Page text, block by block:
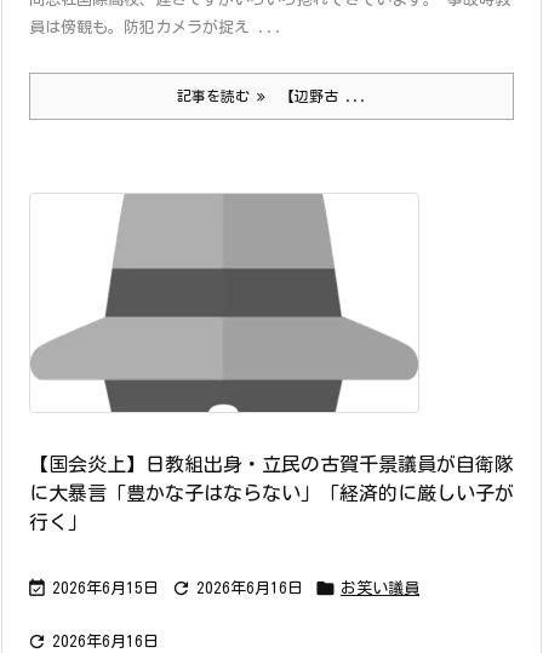
員は傍観も。防犯カメラが捉え ...
記事を読む 【辺野古 ...
【国会炎上】日教組出身・立民の古賀千景議員が自衛隊
に大暴言「豊かな子はならない」「経済的に厳しい子が
行く」
 2026年6月15日  2026年6月16日  お笑い議員
 2026年6月16日